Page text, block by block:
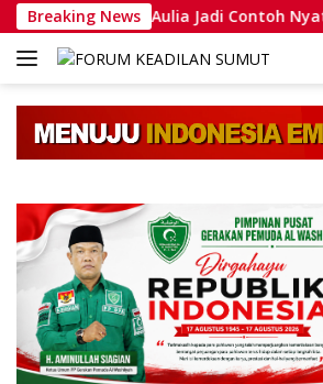
Langsung
ke
konten
Breaking News
Putra Aulia Jadi Contoh Nyata